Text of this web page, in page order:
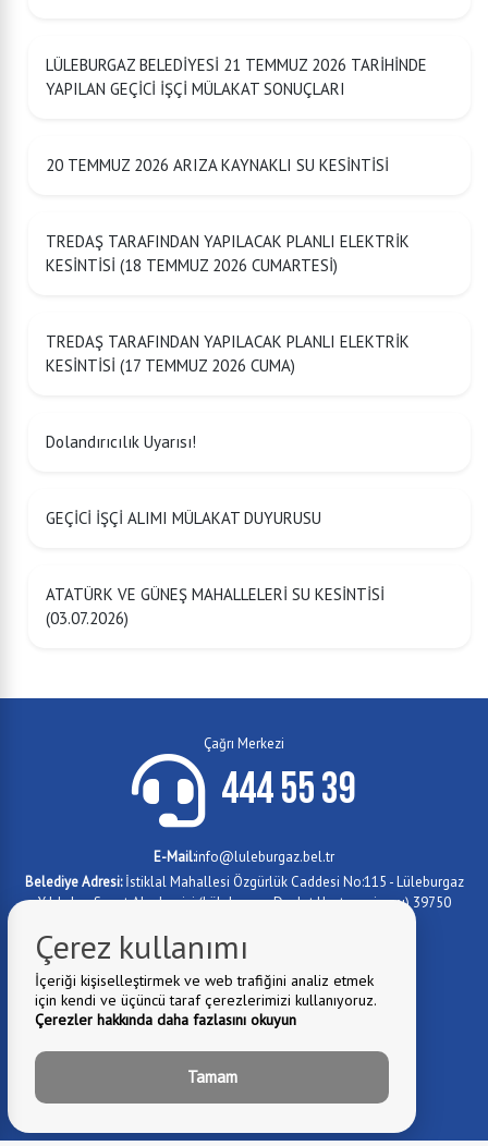
LÜLEBURGAZ BELEDİYESİ 21 TEMMUZ 2026 TARİHİNDE
YAPILAN GEÇİCİ İŞÇİ MÜLAKAT SONUÇLARI
20 TEMMUZ 2026 ARIZA KAYNAKLI SU KESİNTİSİ
TREDAŞ TARAFINDAN YAPILACAK PLANLI ELEKTRİK
KESİNTİSİ (18 TEMMUZ 2026 CUMARTESİ)
TREDAŞ TARAFINDAN YAPILACAK PLANLI ELEKTRİK
KESİNTİSİ (17 TEMMUZ 2026 CUMA)
Dolandırıcılık Uyarısı!
GEÇİCİ İŞÇİ ALIMI MÜLAKAT DUYURUSU
ATATÜRK VE GÜNEŞ MAHALLELERİ SU KESİNTİSİ
(03.07.2026)
Çağrı Merkezi
444 55 39
E-Mail:info@luleburgaz.bel.tr
Belediye Adresi:İstiklal Mahallesi Özgürlük Caddesi No:115 - Lüleburgaz
Yıldızları Sanat Akademisi (Lüleburgaz Devlet Hastanesi yanı) 39750
Fax:
0288 417 4779
Telefon:0 288 417 1012
Telefon:0 288 417 1073
Çerez kullanımı
İçeriği kişiselleştirmek ve web trafiğini analiz etmek
için kendi ve üçüncü taraf çerezlerimizi kullanıyoruz.
Çerezler hakkında daha fazlasını okuyun
Tamam